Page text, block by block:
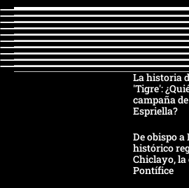
La historia
'Tigre':
campaña
Espriella?
De obispo a
histórico
Chiclayo,
Pontífice